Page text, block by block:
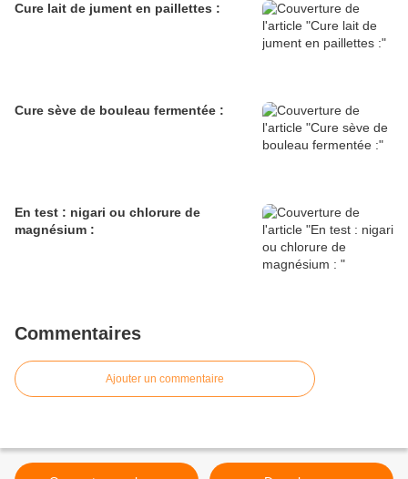
Cure lait de jument en paillettes :
Cure sève de bouleau fermentée :
En test : nigari ou chlorure de
magnésium :
Commentaires
Ajouter un commentaire